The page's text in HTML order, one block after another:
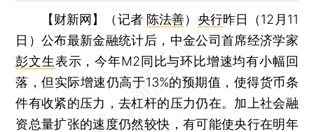
【财新网】（记者 陈法善） 央行昨日（12月11
日）公布最新金融统计后，中金公司首席经济学家
彭文生表示，今年M2同比与环比增速均有小幅回
落，但实际增速仍高于13%的预期值，使得货币条
件有收紧的压力，去杠杆的压力仍在。加上社会融
资总量扩张的速度仍然较快，有可能使央行在明年